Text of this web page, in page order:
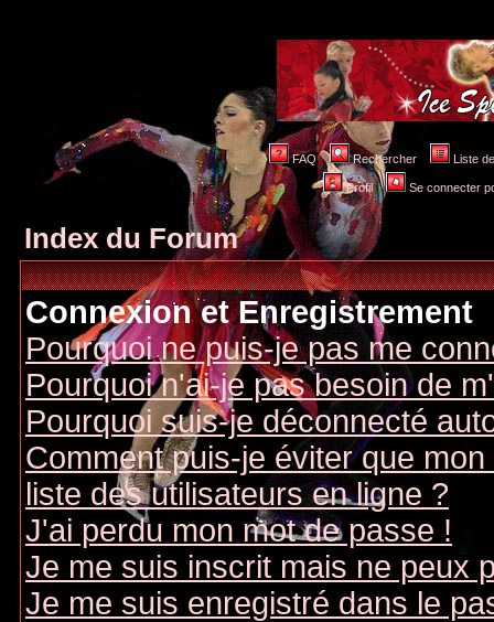
FAQ Rechercher Liste
Profil Se connecter
Index du Forum
Connexion et Enregistrement
Pourquoi ne puis-je pas me
Pourquoi n'ai-je pas besoin de
Pourquoi suis-je déconnecté
Comment puis-je éviter que
liste des utilisateurs en ligne ?
J'ai perdu mon mot de passe !
Je me suis inscrit mais ne peux
Je me suis enregistré dans le